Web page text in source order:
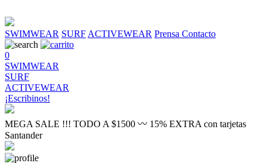
SWIMWEAR SURF ACTIVEWEAR Prensa Contacto
0
SWIMWEAR
SURF
ACTIVEWEAR
¡Escribinos!
MEGA SALE !!! TODO A $1500 〰 15% EXTRA con tarjetas
Santander